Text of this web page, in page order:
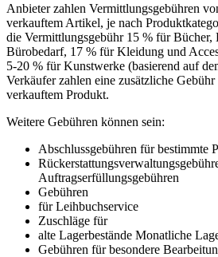
Anbieter zahlen Vermittlungsgebühren
verkauftem Artikel, je nach
die Vermittlungsgebühr 15 % für Bücher,
Bürobedarf, 17 % für Kleidung und
5-20 % für Kunstwerke (basierend auf
Verkäufer zahlen eine zusätzliche
verkauftem Produkt.
Weitere Gebühren können sein:
Abschlussgebühren für bestimmte
Auftragserfüllungsgebühren
Gebühren
für Leihbuchservice
Zuschläge für
alte Lagerbestände Monatliche
Gebühren für besondere